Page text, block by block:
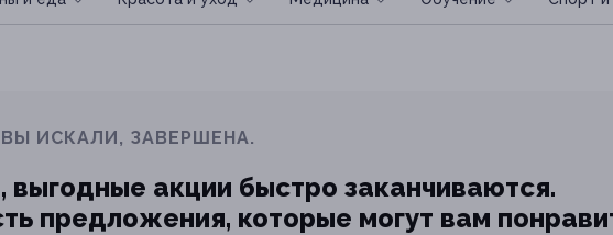
ИСКАЛИ, ЗАВЕРШЕНА.
акции быстро заканчиваются.
предложения, которые могут вам